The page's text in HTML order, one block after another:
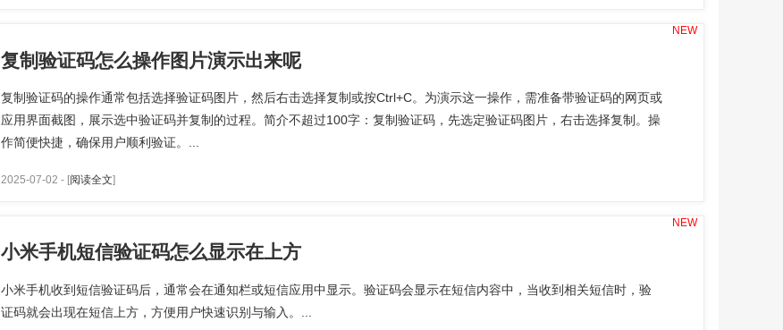
复制验证码怎么操作图片演示出来呢
复制验证码的操作通常包括选择验证码图片，然后右击选择复制或按Ctrl+C。为演示这一操作，需准备带验证码的网页或
应用界面截图，展示选中验证码并复制的过程。简介不超过100字：复制验证码，先选定验证码图片，右击选择复制。操
作简便快捷，确保用户顺利验证。...
2025-07-02 - [阅读全文]
NEW
小米手机短信验证码怎么显示在上方
小米手机收到短信验证码后，通常会在通知栏或短信应用中显示。验证码会显示在短信内容中，当收到相关短信时，验
证码就会出现在短信上方，方便用户快速识别与输入。...
NEW